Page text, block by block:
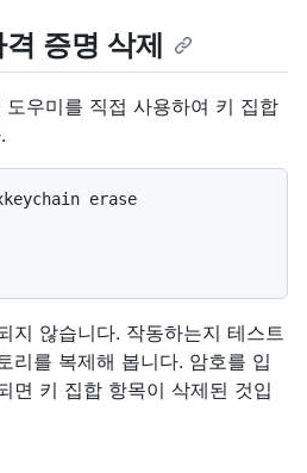
증명 삭제
우미를 직접 사용하여 키 집합
erase
지 않습니다. 작동하는지 테스트
리를 복제해 봅니다. 암호를 입
면 키 집합 항목이 삭제된 것입